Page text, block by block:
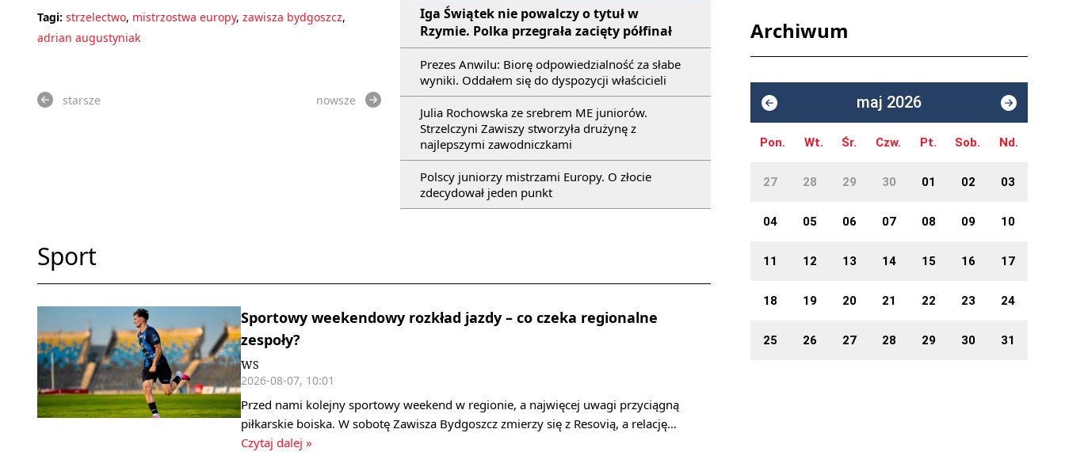
Iga Świątek nie powalczy o tytuł w
Rzymie. Polka przegrała zacięty półfinał
Prezes Anwilu: Biorę odpowiedzialność za słabe
wyniki. Oddałem się do dyspozycji właścicieli
Julia Rochowska ze srebrem ME juniorów.
Strzelczyni Zawiszy stworzyła drużynę z
najlepszymi zawodniczkami
Polscy juniorzy mistrzami Europy. O złocie
zdecydował jeden punkt
Tagi: strzelectwo, mistrzostwa europy, zawisza bydgoszcz,
adrian augustyniak
starsze nowsze
Sport
Sportowy weekendowy rozkład jazdy – co czeka regionalne
zespoły?
WS
2026-08-07, 10:01
Przed nami kolejny sportowy weekend w regionie, a najwięcej uwagi przyciągną
piłkarskie boiska. W sobotę Zawisza Bydgoszcz zmierzy się z Resovią, a relację…
Czytaj dalej »
Archiwum
maj 2026
Pon. Wt. Śr. Czw. Pt. Sob. Nd.
27 28 29 30 01 02 03
04 05 06 07 08 09 10
11 12 13 14 15 16 17
18 19 20 21 22 23 24
25 26 27 28 29 30 31